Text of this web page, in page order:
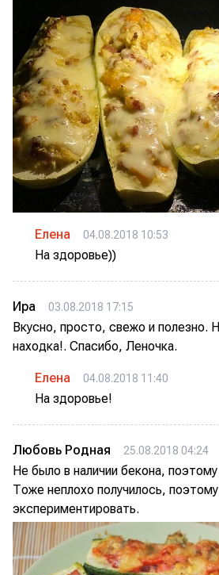
Елена 04.08.2018 10:53
На здоровье))
Ира 03.08.2018 17:15
Вкусно, просто, свежо и полезно.
находка!. Спасибо, Леночка.
Елена 04.08.2018 11:40
На здоровье!
Любовь Родная 25.08.2018 04:24
Не было в наличии бекона,
Тоже неплохо получилось,
экспериментировать.